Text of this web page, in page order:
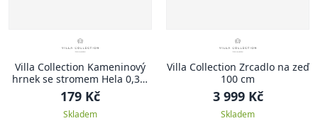
Villa Collection Kameninový
hrnek se stromem Hela 0,35l
Amber
179 Kč
Skladem
Villa Collection Zrcadlo na zeď
100 cm
3 999 Kč
Skladem